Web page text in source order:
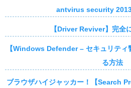
antvirus security 2013
【Driver Reviver】完全
【Windows Defender – セキュリティ
る方法
ブラウザハイジャッカー！【Search